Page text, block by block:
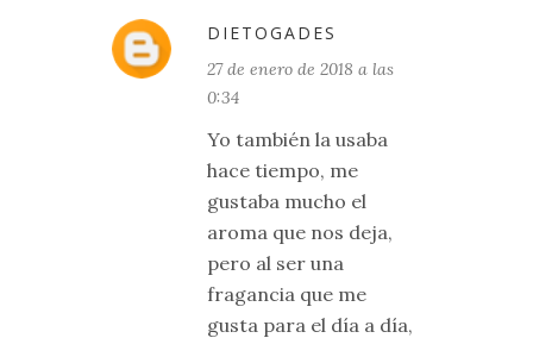
DIETOGADES
27 de enero de 2018 a las
0:34
Yo también la usaba
hace tiempo, me
gustaba mucho el
aroma que nos deja,
pero al ser una
fragancia que me
gusta para el día a día,